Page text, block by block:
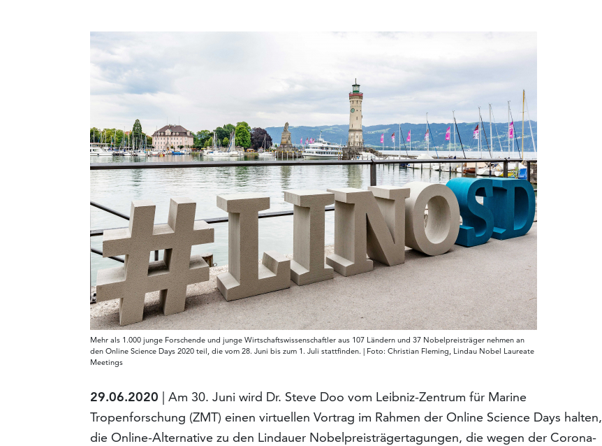
Mehr als 1.000 junge Forschende und junge Wirtschaftswissenschaftler aus 107 Ländern und 37 Nobelpreisträger nehmen an
den Online Science Days 2020 teil, die vom 28. Juni bis zum 1. Juli stattfinden. | Foto: Christian Fleming, Lindau Nobel Laureate
Meetings
29.06.2020 | Am 30. Juni wird Dr. Steve Doo vom Leibniz-Zentrum für Marine
Tropenforschung (ZMT) einen virtuellen Vortrag im Rahmen der Online Science Days halten,
die Online-Alternative zu den Lindauer Nobelpreisträgertagungen, die wegen der Corona-